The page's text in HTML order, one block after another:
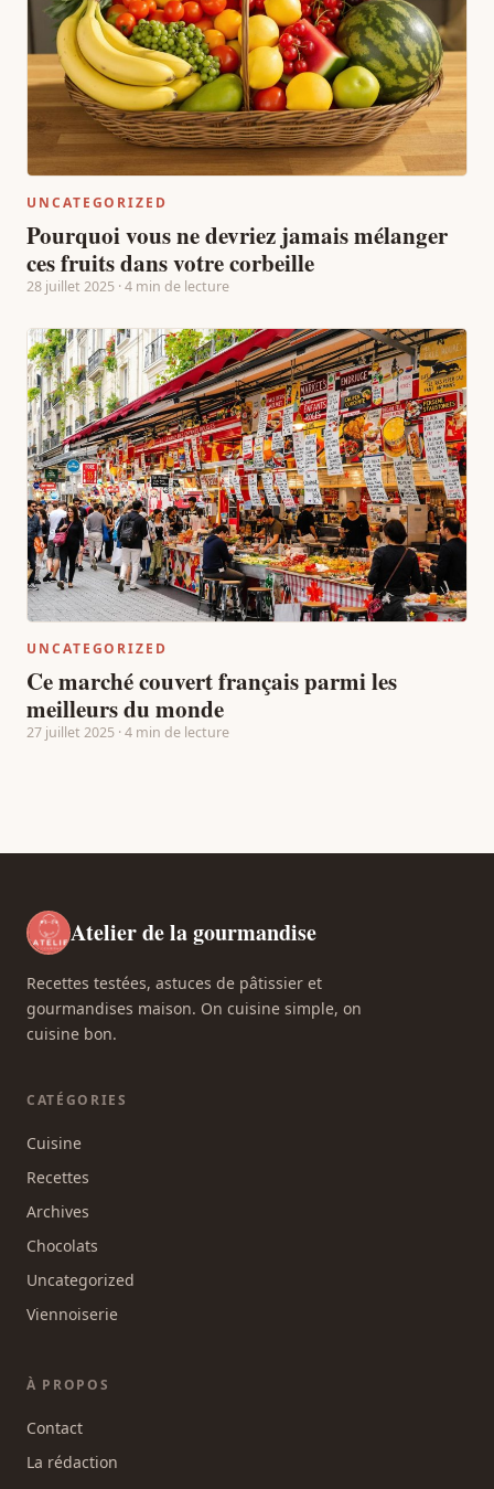
UNCATEGORIZED
Pourquoi vous ne devriez jamais mélanger
ces fruits dans votre corbeille
28 juillet 2025 · 4 min de lecture
UNCATEGORIZED
Ce marché couvert français parmi les
meilleurs du monde
27 juillet 2025 · 4 min de lecture
Atelier de la gourmandise
Recettes testées, astuces de pâtissier et
gourmandises maison. On cuisine simple, on
cuisine bon.
CATÉGORIES
Cuisine
Recettes
Archives
Chocolats
Uncategorized
Viennoiserie
À PROPOS
Contact
La rédaction